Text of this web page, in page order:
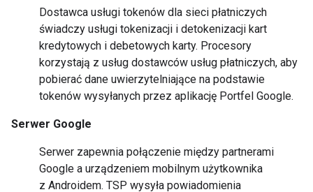
Dostawca usługi tokenów dla sieci płatniczych
świadczy usługi tokenizacji i detokenizacji kart
kredytowych i debetowych karty. Procesory
korzystają z usług dostawców usług płatniczych, aby
pobierać dane uwierzytelniające na podstawie
tokenów wysyłanych przez aplikację Portfel Google.
Serwer Google
Serwer zapewnia połączenie między partnerami
Google a urządzeniem mobilnym użytkownika
z Androidem. TSP wysyła powiadomienia